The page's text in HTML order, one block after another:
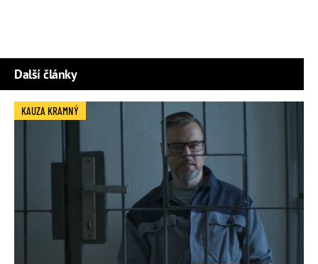
Další články
KAUZA KRAMNÝ